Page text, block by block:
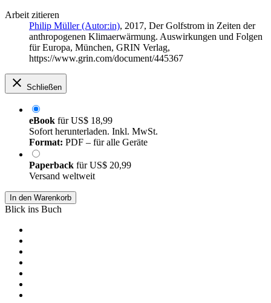
Arbeit zitieren
Philip Müller (Autor:in), 2017, Der Golfstrom in Zeiten der
anthropogenen Klimaerwärmung. Auswirkungen und Folgen
für Europa, München, GRIN Verlag,
https://www.grin.com/document/445367
Schließen
eBook fürUS$ 18,99
Sofort herunterladen. Inkl. MwSt.
Format: PDF – für alle Geräte
Paperback fürUS$ 20,99
Versand weltweit
In den Warenkorb
Blick ins Buch